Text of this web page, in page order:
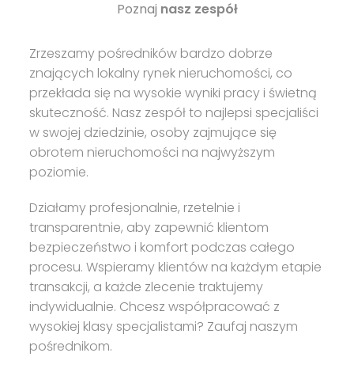
Poznaj nasz zespół
Zrzeszamy pośredników bardzo dobrze
znających lokalny rynek nieruchomości, co
przekłada się na wysokie wyniki pracy i świetną
skuteczność. Nasz zespół to najlepsi specjaliści
w swojej dziedzinie, osoby zajmujące się
obrotem nieruchomości na najwyższym
poziomie.
Działamy profesjonalnie, rzetelnie i
transparentnie, aby zapewnić klientom
bezpieczeństwo i komfort podczas całego
procesu. Wspieramy klientów na każdym etapie
transakcji, a każde zlecenie traktujemy
indywidualnie. Chcesz współpracować z
wysokiej klasy specjalistami? Zaufaj naszym
pośrednikom.